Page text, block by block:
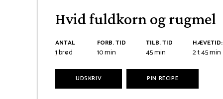
Hvid fuldkorn og rugmel
ANTAL
1brød
FORB. TID
10minutter
min
TILB. TID
45minutter
min
HÆVETID:
2timer
t45min
UDSKRIV PIN RECIPE